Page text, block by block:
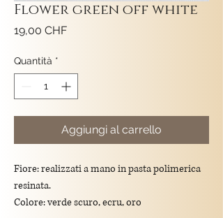
Flower green off white
19,00 CHFPrezzo
Quantità *
Aggiungi al carrello
Fiore: realizzati a mano in pasta polimerica
resinata.
Colore: verde scuro, ecru, oro